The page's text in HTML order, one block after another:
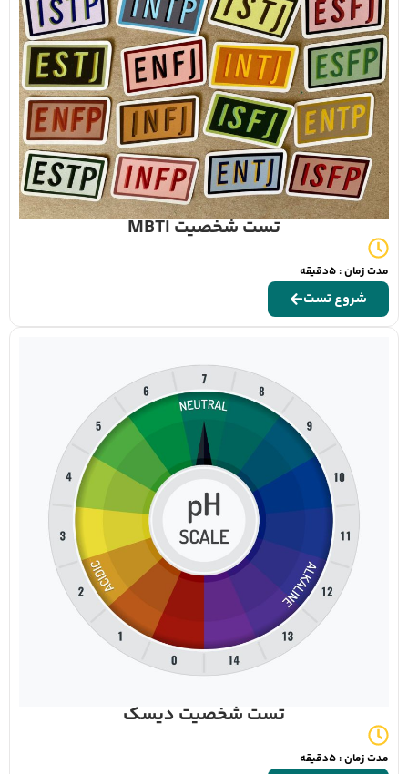
تست شخصیت MBTI
مدت زمان : 5دقیقه
شروع تست
تست شخصیت دیسک
مدت زمان : 5دقیقه